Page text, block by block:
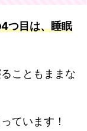
つ目は、睡眠
こともままな
ています！